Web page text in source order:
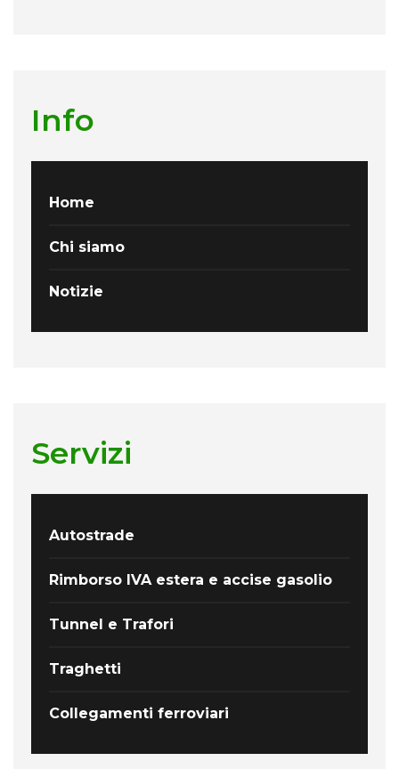
Info
Home
Chi siamo
Notizie
Servizi
Autostrade
Rimborso IVA estera e accise gasolio
Tunnel e Trafori
Traghetti
Collegamenti ferroviari